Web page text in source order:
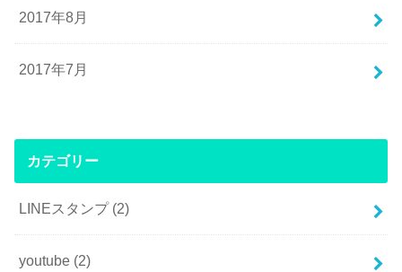
2017年8月
2017年7月
カテゴリー
LINEスタンプ (2)
youtube (2)